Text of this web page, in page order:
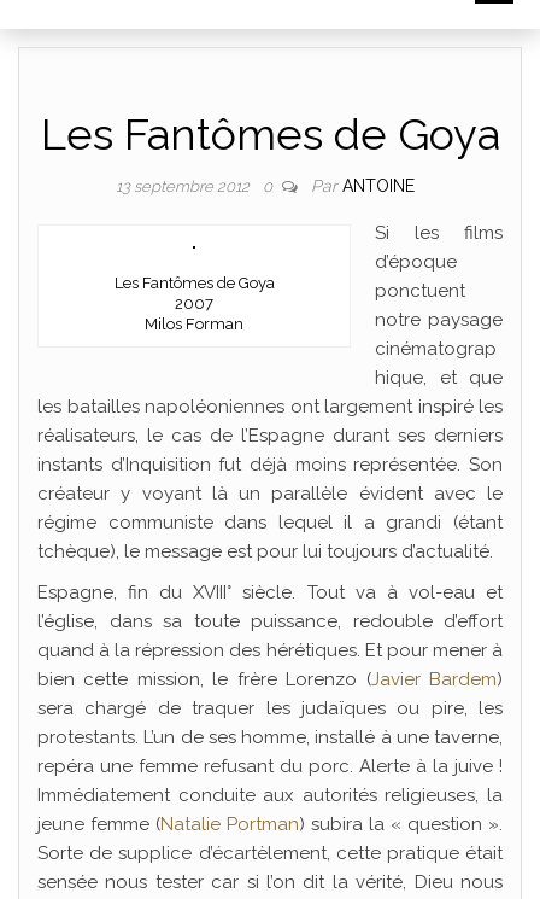
Les Fantômes de Goya
13 septembre 2012 0 ParANTOINE
Les Fantômes de Goya
2007
Milos Forman
Si les films
d’époque
ponctuent
notre paysage
cinématograp
hique, et que
les batailles napoléoniennes ont largement inspiré les
réalisateurs, le cas de l’Espagne durant ses derniers
instants d’Inquisition fut déjà moins représentée. Son
créateur y voyant là un parallèle évident avec le
régime communiste dans lequel il a grandi (étant
tchèque), le message est pour lui toujours d’actualité.
Espagne, fin du XVIII° siècle. Tout va à vol-eau et
l’église, dans sa toute puissance, redouble d’effort
quand à la répression des hérétiques. Et pour mener à
bien cette mission, le frère Lorenzo (Javier Bardem)
sera chargé de traquer les judaïques ou pire, les
protestants. L’un de ses homme, installé à une taverne,
repéra une femme refusant du porc. Alerte à la juive !
Immédiatement conduite aux autorités religieuses, la
jeune femme (Natalie Portman) subira la « question ».
Sorte de supplice d’écartèlement, cette pratique était
sensée nous tester car si l’on dit la vérité, Dieu nous